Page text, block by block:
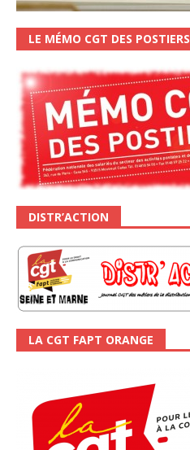
LE MÉMO CGT DES POSTIERS
DISTR’ACTION
LA CGT FAPT ORANGE